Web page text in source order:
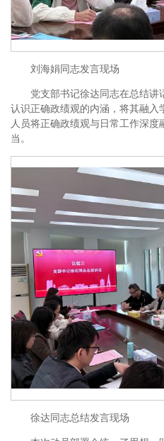
刘海娟同志发言现场
党支部书记徐达同志在总结讲
认识正确政绩观的内涵，将其融入
人员将正确政绩观与日常工作深度
当。
徐达同志总结发言现场